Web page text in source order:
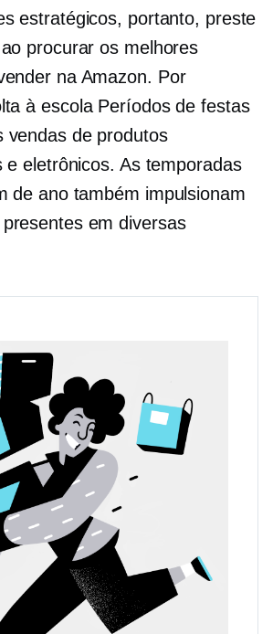
estratégicos, portanto, preste
procurar os melhores
na Amazon. Por
à escolaPeríodos de festas
vendas de produtos
e eletrônicos. As temporadas
de ano também impulsionam
em diversas